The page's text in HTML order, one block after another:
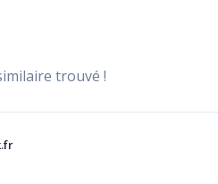
trouvé !